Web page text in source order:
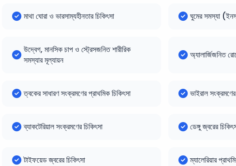
মাথা ঘোরা ও ভারসাম্যহীনতার চিকিৎসা ঘুমের সমস্যা
উদ্বেগ, মানসিক চাপ ও স্ট্রেসজনিত শারীরিক
সমস্যার মূল্যায়ন
অ্যালার্জিজনিত
ত্বকের সাধারণ সংক্রমণের প্রাথমিক চিকিৎসা ভাইরাল সংক্রমণের
ব্যাকটেরিয়াল সংক্রমণের চিকিৎসা ডেঙ্গু জ্বরের
টাইফয়েড জ্বরের চিকিৎসা ম্যালেরিয়ার